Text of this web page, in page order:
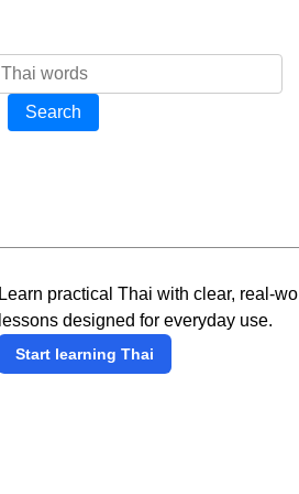
Search
Learn practical Thai with clear, real-
lessons designed for everyday use.
Start learning Thai